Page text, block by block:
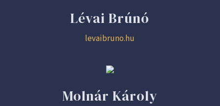
Lévai Brúnó
levaibruno.hu
Molnár Károly